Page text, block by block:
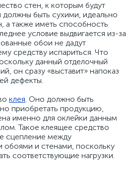
стен, к которым будут
быть сухими, идеально
а также иметь способность
условие выдвигается из-за
обои не дадут
средству испариться. Что
данный отделочный
он сразу «выставит» напоказ
дефекты.
клея. Оно должно быть
приобретать продукцию,
именно для оклейки данным
Такое клеящее средство
сцепление между
обоями и стенами, поскольку
соответствующие нагрузки.